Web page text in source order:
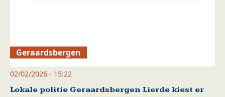
Geraardsbergen
02/02/2026 - 15:22
Lokale politie Geraardsbergen Lierde kiest er